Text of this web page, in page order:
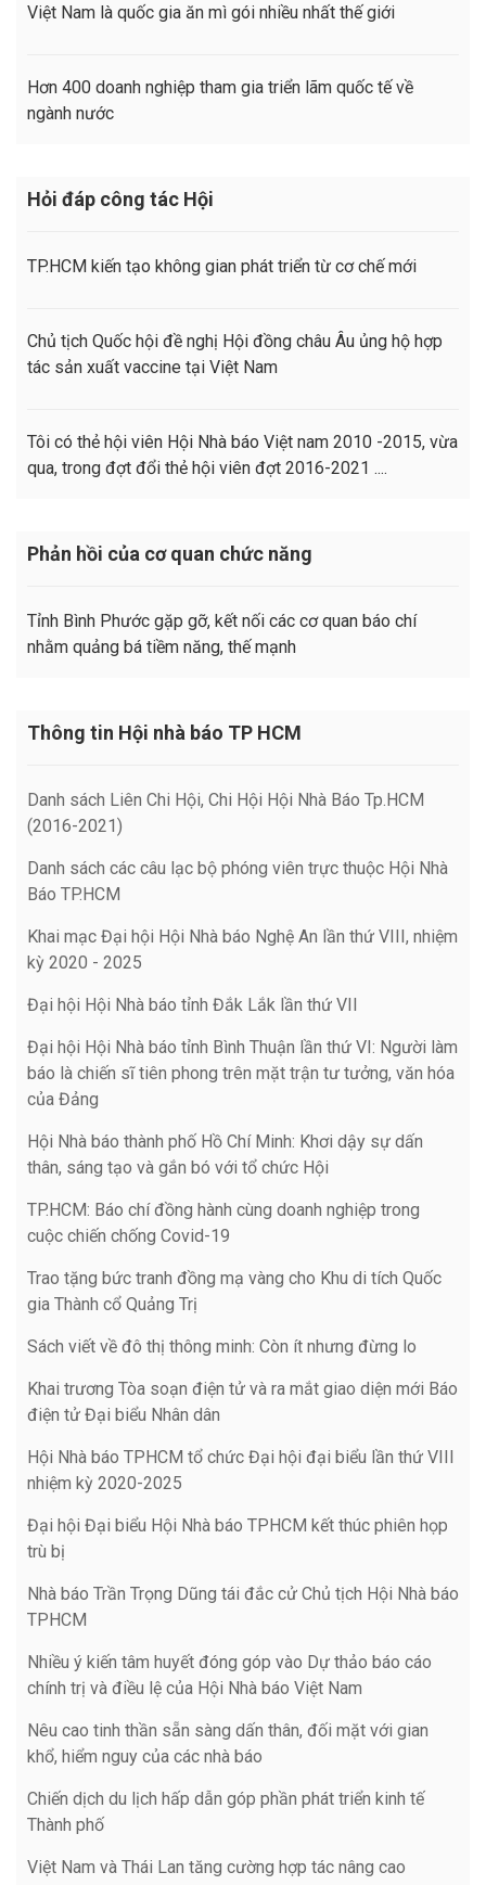
Việt Nam là quốc gia ăn mì gói nhiều nhất thế giới
Hơn 400 doanh nghiệp tham gia triển lãm quốc tế về
ngành nước
Hỏi đáp công tác Hội
TP.HCM kiến tạo không gian phát triển từ cơ chế mới
Chủ tịch Quốc hội đề nghị Hội đồng châu Âu ủng hộ hợp
tác sản xuất vaccine tại Việt Nam
Tôi có thẻ hội viên Hội Nhà báo Việt nam 2010 -2015, vừa
qua, trong đợt đổi thẻ hội viên đợt 2016-2021 ....
Phản hồi của cơ quan chức năng
Tỉnh Bình Phước gặp gỡ, kết nối các cơ quan báo chí
nhằm quảng bá tiềm năng, thế mạnh
Thông tin Hội nhà báo TP HCM
Danh sách Liên Chi Hội, Chi Hội Hội Nhà Báo Tp.HCM
(2016-2021)
Danh sách các câu lạc bộ phóng viên trực thuộc Hội Nhà
Báo TP.HCM
Khai mạc Đại hội Hội Nhà báo Nghệ An lần thứ VIII, nhiệm
kỳ 2020 - 2025
Đại hội Hội Nhà báo tỉnh Đắk Lắk lần thứ VII
Đại hội Hội Nhà báo tỉnh Bình Thuận lần thứ VI: Người làm
báo là chiến sĩ tiên phong trên mặt trận tư tưởng, văn hóa
của Đảng
Hội Nhà báo thành phố Hồ Chí Minh: Khơi dậy sự dấn
thân, sáng tạo và gắn bó với tổ chức Hội
TP.HCM: Báo chí đồng hành cùng doanh nghiệp trong
cuộc chiến chống Covid-19
Trao tặng bức tranh đồng mạ vàng cho Khu di tích Quốc
gia Thành cổ Quảng Trị
Sách viết về đô thị thông minh: Còn ít nhưng đừng lo
Khai trương Tòa soạn điện tử và ra mắt giao diện mới Báo
điện tử Đại biểu Nhân dân
Hội Nhà báo TPHCM tổ chức Đại hội đại biểu lần thứ VIII
nhiệm kỳ 2020-2025
Đại hội Đại biểu Hội Nhà báo TPHCM kết thúc phiên họp
trù bị
Nhà báo Trần Trọng Dũng tái đắc cử Chủ tịch Hội Nhà báo
TPHCM
Nhiều ý kiến tâm huyết đóng góp vào Dự thảo báo cáo
chính trị và điều lệ của Hội Nhà báo Việt Nam
Nêu cao tinh thần sẵn sàng dấn thân, đối mặt với gian
khổ, hiểm nguy của các nhà báo
Chiến dịch du lịch hấp dẫn góp phần phát triển kinh tế
Thành phố
Việt Nam và Thái Lan tăng cường hợp tác nâng cao